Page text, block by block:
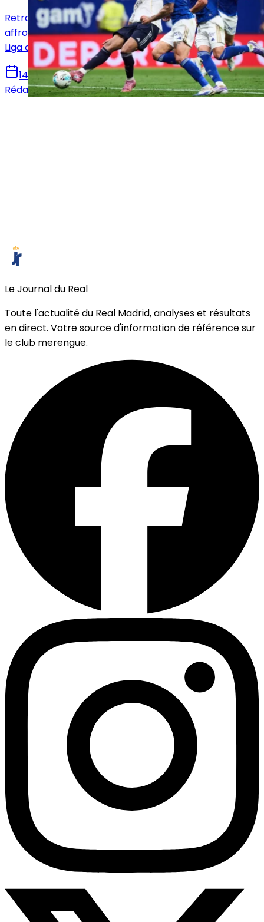
Retrouvez la composition officielle du Real Madrid pour
affronter le Real Oviedo en vue de la 36e journée de
Liga avec notamment le retour de Mbappé.
14 mai 2026
Rédaction Le Journal du Real
Le Journal du Real
Toute l'actualité du Real Madrid, analyses et résultats
en direct. Votre source d'information de référence sur
le club merengue.